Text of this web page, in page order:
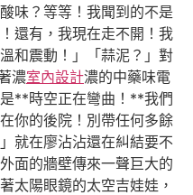
味？等等！我聞到的不是
還有，我現在走不開！我
和震動！」「蒜泥？」對
濃室內設計濃的中藥味電
**時空正在彎曲！**我們
你的後院！別帶任何多餘
就在廖沾沾還在糾結要不
面的牆壁傳來一聲巨大的
太陽眼鏡的太空吉娃娃，